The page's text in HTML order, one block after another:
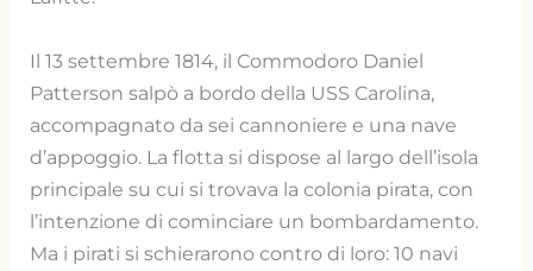
Il 13 settembre 1814, il Commodoro Daniel
Patterson salpò a bordo della USS Carolina,
accompagnato da sei cannoniere e una nave
d’appoggio. La flotta si dispose al largo dell’isola
principale su cui si trovava la colonia pirata, con
l’intenzione di cominciare un bombardamento.
Ma i pirati si schierarono contro di loro: 10 navi